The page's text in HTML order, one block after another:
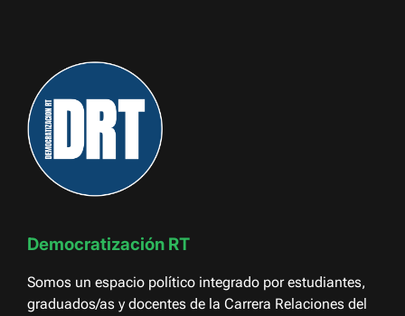
Democratización RT
Somos un espacio político integrado por estudiantes,
graduados/as y docentes de la Carrera Relaciones del